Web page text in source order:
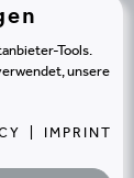
Tools.
unsere
IMPRINT